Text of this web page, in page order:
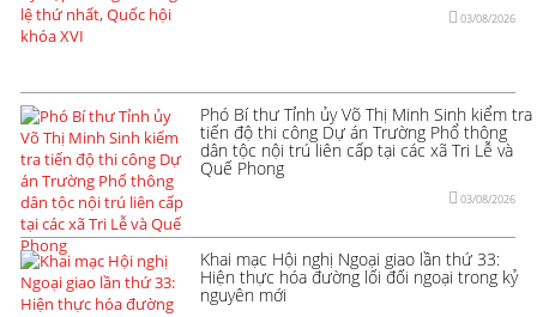
03/08/2026
Phó Bí thư Tỉnh ủy Võ Thị Minh Sinh kiểm tra
tiến độ thi công Dự án Trường Phổ thông
dân tộc nội trú liên cấp tại các xã Tri Lễ và
Quế Phong
03/08/2026
Khai mạc Hội nghị Ngoại giao lần thứ 33:
Hiện thực hóa đường lối đối ngoại trong kỷ
nguyên mới